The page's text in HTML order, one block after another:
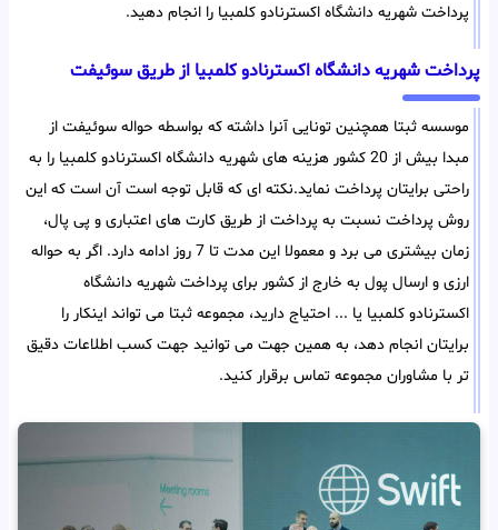
پرداخت شهریه دانشگاه اکسترنادو کلمبیا را انجام دهید.
پرداخت شهریه دانشگاه اکسترنادو کلمبیا از طریق سوئیفت
موسسه ثبتا همچنین تونایی آنرا داشته که بواسطه حواله سوئیفت از
مبدا بیش از 20 کشور هزینه های شهریه دانشگاه اکسترنادو کلمبیا را به
راحتی برایتان پرداخت نماید.نکته ای که قابل توجه است آن است که این
روش پرداخت نسبت به پرداخت از طریق کارت های اعتباری و پی پال،
زمان بیشتری می برد و معمولا این مدت تا 7 روز ادامه دارد. اگر به حواله
ارزی و ارسال پول به خارج از کشور برای پرداخت شهریه دانشگاه
اکسترنادو کلمبیا یا ... احتیاج دارید، مجموعه ثبتا می تواند اینکار را
برایتان انجام دهد، به همین جهت می توانید جهت کسب اطلاعات دقیق
تر با مشاوران مجموعه تماس برقرار کنید.